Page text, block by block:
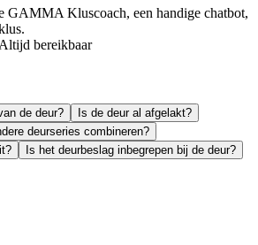
GAMMA Kluscoach, een handige chatbot,
bereikbaar
de deur?
Is de deur al afgelakt?
deurseries combineren?
Is het deurbeslag inbegrepen bij de deur?